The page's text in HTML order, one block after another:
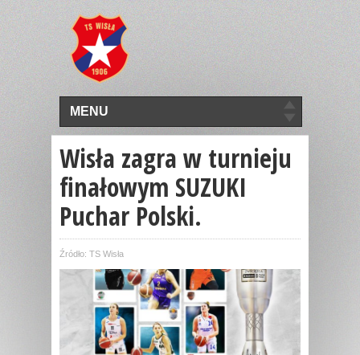
MENU
Wisła zagra w turnieju
finałowym SUZUKI
Puchar Polski.
Źródło: TS Wisła